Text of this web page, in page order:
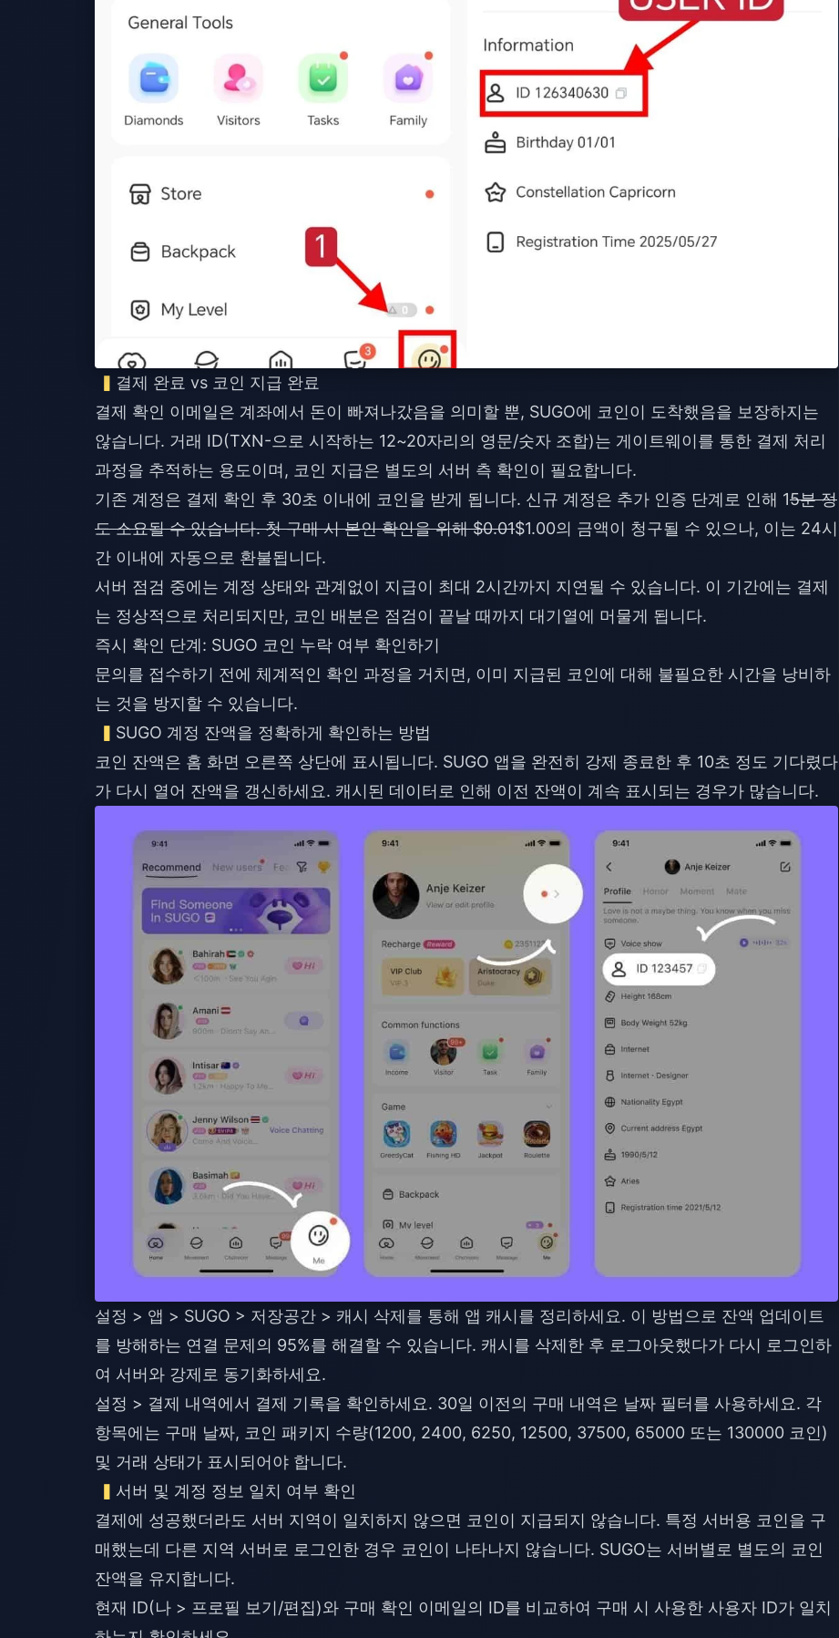
결제 완료 vs 코인 지급 완료
결제 확인 이메일은 계좌에서 돈이 빠져나갔음을 의미할 뿐, SUGO에 코인이 도착했음을 보장하지는
않습니다. 거래 ID(TXN-으로 시작하는 12~20자리의 영문/숫자 조합)는 게이트웨이를 통한 결제 처리
과정을 추적하는 용도이며, 코인 지급은 별도의 서버 측 확인이 필요합니다.
기존 계정은 결제 확인 후 30초 이내에 코인을 받게 됩니다. 신규 계정은 추가 인증 단계로 인해 15분 정
도 소요될 수 있습니다. 첫 구매 시 본인 확인을 위해 $0.01$1.00의 금액이 청구될 수 있으나, 이는 24시
간 이내에 자동으로 환불됩니다.
서버 점검 중에는 계정 상태와 관계없이 지급이 최대 2시간까지 지연될 수 있습니다. 이 기간에는 결제
는 정상적으로 처리되지만, 코인 배분은 점검이 끝날 때까지 대기열에 머물게 됩니다.
즉시 확인 단계: SUGO 코인 누락 여부 확인하기
문의를 접수하기 전에 체계적인 확인 과정을 거치면, 이미 지급된 코인에 대해 불필요한 시간을 낭비하
는 것을 방지할 수 있습니다.
SUGO 계정 잔액을 정확하게 확인하는 방법
코인 잔액은 홈 화면 오른쪽 상단에 표시됩니다. SUGO 앱을 완전히 강제 종료한 후 10초 정도 기다렸다
가 다시 열어 잔액을 갱신하세요. 캐시된 데이터로 인해 이전 잔액이 계속 표시되는 경우가 많습니다.
설정 > 앱 > SUGO > 저장공간 > 캐시 삭제를 통해 앱 캐시를 정리하세요. 이 방법으로 잔액 업데이트
를 방해하는 연결 문제의 95%를 해결할 수 있습니다. 캐시를 삭제한 후 로그아웃했다가 다시 로그인하
여 서버와 강제로 동기화하세요.
설정 > 결제 내역에서 결제 기록을 확인하세요. 30일 이전의 구매 내역은 날짜 필터를 사용하세요. 각
항목에는 구매 날짜, 코인 패키지 수량(1200, 2400, 6250, 12500, 37500, 65000 또는 130000 코인)
및 거래 상태가 표시되어야 합니다.
서버 및 계정 정보 일치 여부 확인
결제에 성공했더라도 서버 지역이 일치하지 않으면 코인이 지급되지 않습니다. 특정 서버용 코인을 구
매했는데 다른 지역 서버로 로그인한 경우 코인이 나타나지 않습니다. SUGO는 서버별로 별도의 코인
잔액을 유지합니다.
현재 ID(나 > 프로필 보기/편집)와 구매 확인 이메일의 ID를 비교하여 구매 시 사용한 사용자 ID가 일치